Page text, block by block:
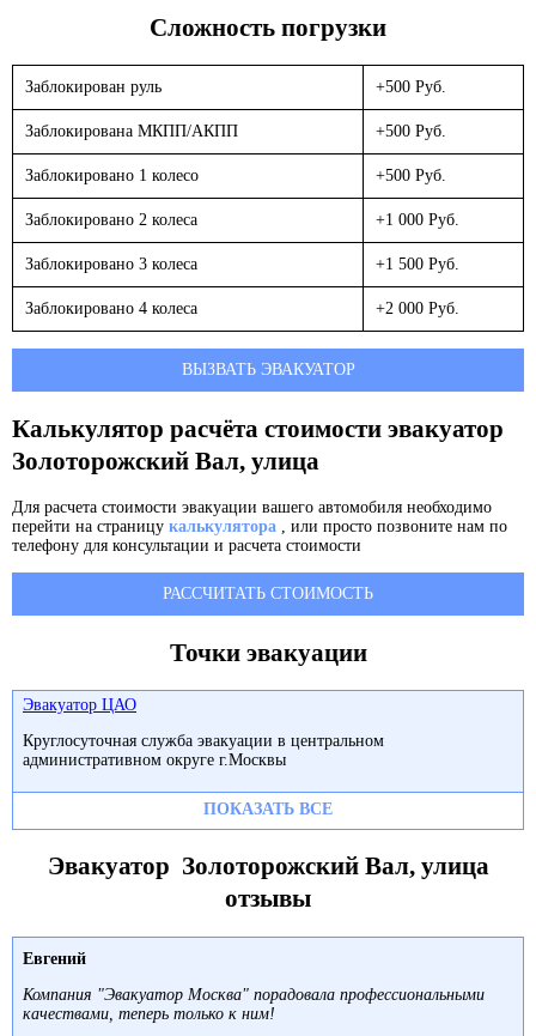
Сложность погрузки
Заблокирован руль +500 Руб.
Заблокирована МКПП/АКПП +500 Руб.
Заблокировано 1 колесо +500 Руб.
Заблокировано 2 колеса +1 000 Руб.
Заблокировано 3 колеса +1 500 Руб.
Заблокировано 4 колеса +2 000 Руб.
ВЫЗВАТЬ ЭВАКУАТОР
Калькулятор расчёта стоимости эвакуатор
Золоторожский Вал, улица
Для расчета стоимости эвакуации вашего автомобиля необходимо
перейти на страницу калькулятора , или просто позвоните нам по
телефону для консультации и расчета стоимости
РАССЧИТАТЬ СТОИМОСТЬ
Точки эвакуации
Эвакуатор ЦАО
Круглосуточная служба эвакуации в центральном
административном округе г.Москвы
ПОКАЗАТЬ ВСЕ
Эвакуатор Золоторожский Вал, улица
отзывы
Евгений
Компания "Эвакуатор Москва" порадовала профессиональными
качествами, теперь только к ним!